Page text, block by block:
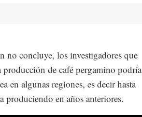
no concluye, los investigadores que
de café pergamino podría
en algunas regiones, es decir hasta
produciendo en años anteriores.